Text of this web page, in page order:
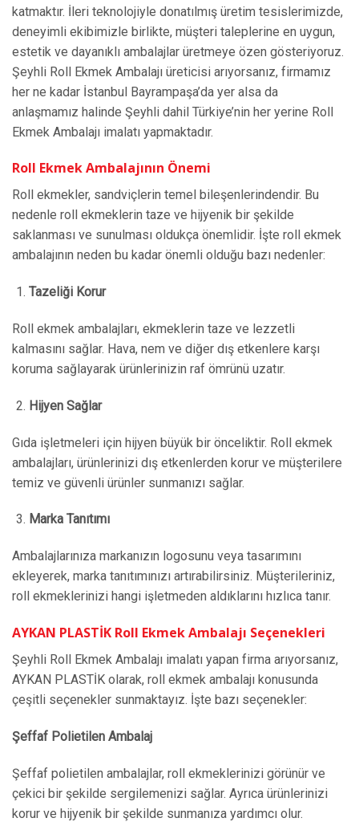
katmaktır. İleri teknolojiyle donatılmış üretim tesislerimizde,
deneyimli ekibimizle birlikte, müşteri taleplerine en uygun,
estetik ve dayanıklı ambalajlar üretmeye özen gösteriyoruz.
Şeyhli Roll Ekmek Ambalajı üreticisi arıyorsanız, firmamız
her ne kadar İstanbul Bayrampaşa’da yer alsa da
anlaşmamız halinde Şeyhli dahil Türkiye’nin her yerine Roll
Ekmek Ambalajı imalatı yapmaktadır.
Roll Ekmek Ambalajının Önemi
Roll ekmekler, sandviçlerin temel bileşenlerindendir. Bu
nedenle roll ekmeklerin taze ve hijyenik bir şekilde
saklanması ve sunulması oldukça önemlidir. İşte roll ekmek
ambalajının neden bu kadar önemli olduğu bazı nedenler:
Tazeliği Korur
Roll ekmek ambalajları, ekmeklerin taze ve lezzetli
kalmasını sağlar. Hava, nem ve diğer dış etkenlere karşı
koruma sağlayarak ürünlerinizin raf ömrünü uzatır.
Hijyen Sağlar
Gıda işletmeleri için hijyen büyük bir önceliktir. Roll ekmek
ambalajları, ürünlerinizi dış etkenlerden korur ve müşterilere
temiz ve güvenli ürünler sunmanızı sağlar.
Marka Tanıtımı
Ambalajlarınıza markanızın logosunu veya tasarımını
ekleyerek, marka tanıtımınızı artırabilirsiniz. Müşterileriniz,
roll ekmeklerinizi hangi işletmeden aldıklarını hızlıca tanır.
AYKAN PLASTİK Roll Ekmek Ambalajı Seçenekleri
Şeyhli Roll Ekmek Ambalajı imalatı yapan firma arıyorsanız,
AYKAN PLASTİK olarak, roll ekmek ambalajı konusunda
çeşitli seçenekler sunmaktayız. İşte bazı seçenekler:
Şeffaf Polietilen Ambalaj
Şeffaf polietilen ambalajlar, roll ekmeklerinizi görünür ve
çekici bir şekilde sergilemenizi sağlar. Ayrıca ürünlerinizi
korur ve hijyenik bir şekilde sunmanıza yardımcı olur.